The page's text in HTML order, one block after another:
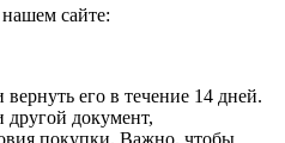
сайте:
его в течение 14 дней.
другой документ,
покупки. Важно, чтобы